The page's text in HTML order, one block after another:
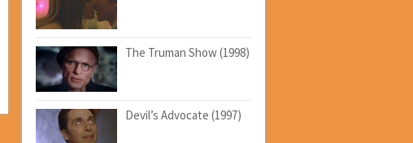
The Truman Show (1998)
Devil’s Advocate (1997)